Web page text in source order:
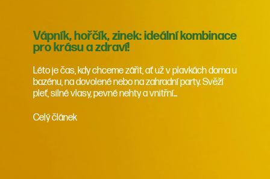
Vápník, hořčík, zinek: ideální kombinace
pro krásu a zdraví!
Léto je čas, kdy chceme zářit, ať už v plavkách doma u
bazénu, na dovolené nebo na zahradní party. Svěží
pleť, silné vlasy, pevné nehty a vnitřní...
Celý článek